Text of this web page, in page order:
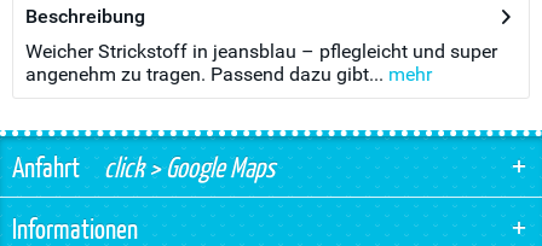
Beschreibung
Weicher Strickstoff in jeansblau – pflegleicht und super
angenehm zu tragen. Passend dazu gibt... mehr
Anfahrtclick > Google Maps
Informationen